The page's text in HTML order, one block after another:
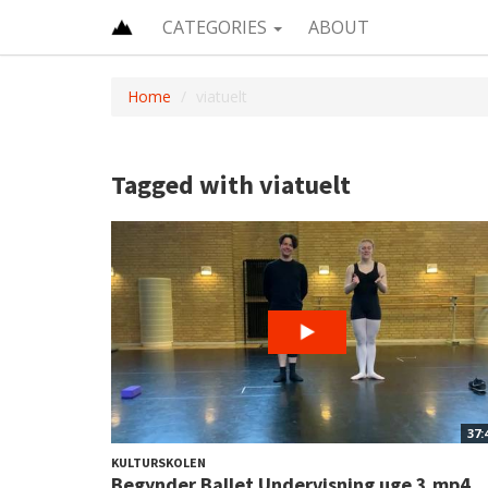
CATEGORIES ABOUT
Home viatuelt
Tagged with viatuelt
KULTURSKOLEN